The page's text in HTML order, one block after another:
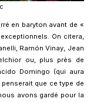
en baryton avant de «
On citera,
Ramón Vinay, Jean
ou, plus près de
Domingo (qui aura
que ce type de
avons gardé pour la